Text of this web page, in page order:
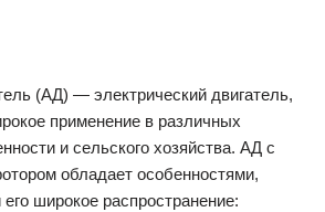
(АД) — электрический двигатель,
применение в различных
и сельского хозяйства. АД с
обладает особенностями,
широкое распространение: